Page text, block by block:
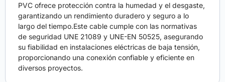
PVC ofrece protección contra la humedad y el desgaste,
garantizando un rendimiento duradero y seguro a lo
largo del tiempo.Este cable cumple con las normativas
de seguridad UNE 21089 y UNE-EN 50525, asegurando
su fiabilidad en instalaciones eléctricas de baja tensión,
proporcionando una conexión confiable y eficiente en
diversos proyectos.